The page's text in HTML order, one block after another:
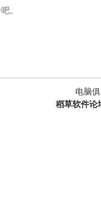
。
电脑
稻草软件论